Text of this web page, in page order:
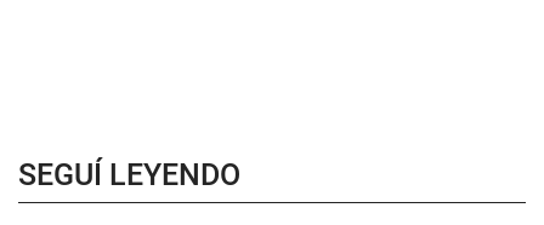
SEGUÍ LEYENDO